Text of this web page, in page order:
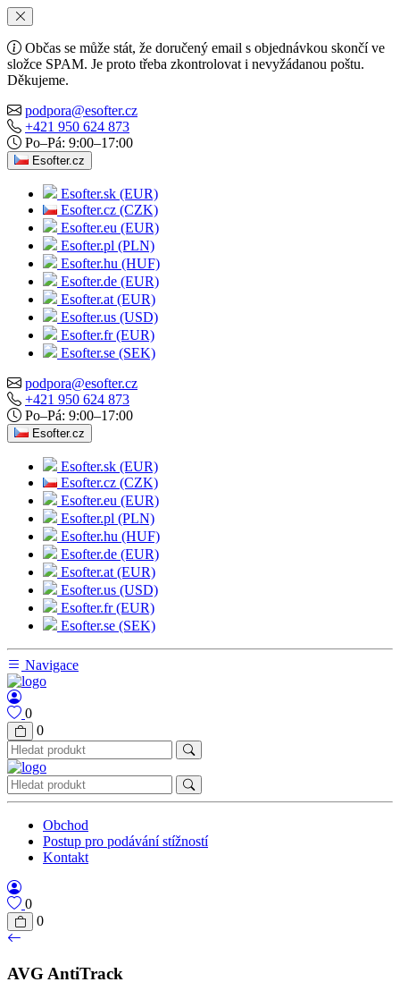
Občas se může stát, že doručený email s objednávkou skončí ve
složce SPAM. Je proto třeba zkontrolovat i nevyžádanou poštu.
Děkujeme.
podpora@esofter.cz
+421 950 624 873
Po–Pá: 9:00–17:00
Esofter.cz
Esofter.sk (EUR)
Esofter.cz (CZK)
Esofter.eu (EUR)
Esofter.pl (PLN)
Esofter.hu (HUF)
Esofter.de (EUR)
Esofter.at (EUR)
Esofter.us (USD)
Esofter.fr (EUR)
Esofter.se (SEK)
podpora@esofter.cz
+421 950 624 873
Po–Pá: 9:00–17:00
Esofter.cz
Esofter.sk (EUR)
Esofter.cz (CZK)
Esofter.eu (EUR)
Esofter.pl (PLN)
Esofter.hu (HUF)
Esofter.de (EUR)
Esofter.at (EUR)
Esofter.us (USD)
Esofter.fr (EUR)
Esofter.se (SEK)
Navigace
0
0
Obchod
Postup pro podávání stížností
Kontakt
0
0
AVG AntiTrack